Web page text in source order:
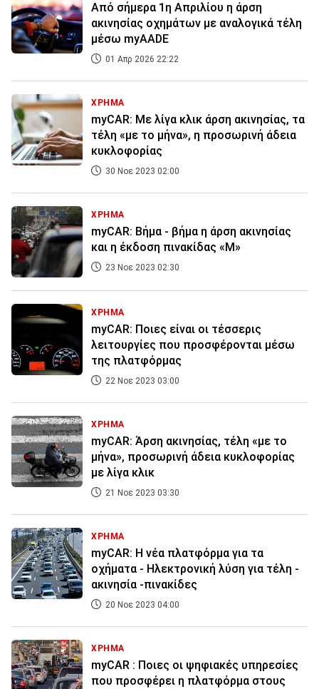
Από σήμερα 1η Απριλίου η άρση
ακινησίας οχημάτων με αναλογικά τέλη
μέσω myAADE
01 Απρ 2026 22:22
ΧΡΗΜΑ
myCAR: Με λίγα κλικ άρση ακινησίας, τα
τέλη «με το μήνα», η προσωρινή άδεια
κυκλοφορίας
30 Νοε 2023 02:00
ΧΡΗΜΑ
myCAR: Βήμα - βήμα η άρση ακινησίας
και η έκδοση πινακίδας «Μ»
23 Νοε 2023 02:30
ΧΡΗΜΑ
myCAR: Ποιες είναι οι τέσσερις
λειτουργίες που προσφέρονται μέσω
της πλατφόρμας
22 Νοε 2023 03:00
ΧΡΗΜΑ
myCAR: Άρση ακινησίας, τέλη «με το
μήνα», προσωρινή άδεια κυκλοφορίας
με λίγα κλικ
21 Νοε 2023 03:30
ΧΡΗΜΑ
myCAR: Η νέα πλατφόρμα για τα
οχήματα - Ηλεκτρονική λύση για τέλη -
ακινησία -πινακίδες
20 Νοε 2023 04:00
ΧΡΗΜΑ
myCAR : Ποιες οι ψηφιακές υπηρεσίες
που προσφέρει η πλατφόρμα στους